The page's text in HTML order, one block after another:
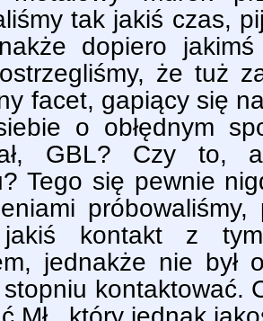
tak jakiś czas,
dopiero
że tuż
facet, gapiący się
o obłędnym
GBL? Czy to,
Tego się pewnie
próbowaliśmy,
kontakt z tym
jednakże nie
kontaktować.